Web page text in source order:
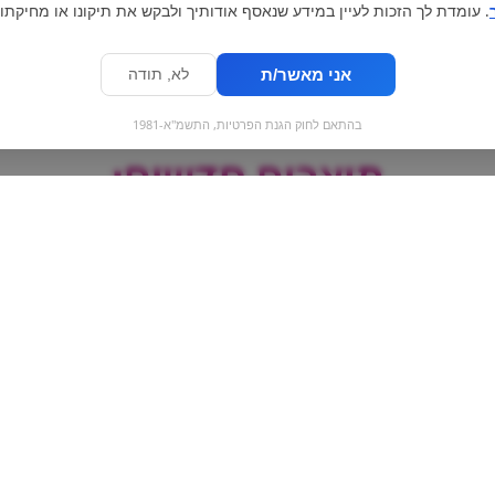
מוצרים חדשים:
. עומדת לך הזכות לעיין במידע שנאסף אודותיך ולבקש את תיקונו או
אני מאשר/ת לא, תודה
בהתאם לחוק הגנת הפרטיות, התשמ"א-1981